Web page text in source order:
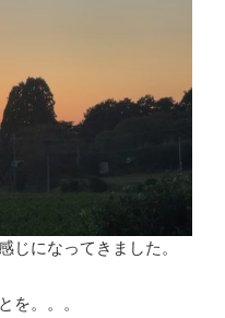
じになってきました。
を。。。